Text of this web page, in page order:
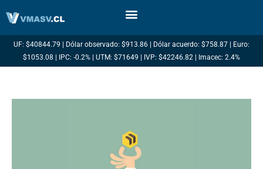
UF: $40844.79 | Dólar observado: $913.86 | Dólar acuerdo: $758.87 | Euro:
$1053.08 | IPC: -0.2% | UTM: $71649 | IVP: $42246.82 | Imacec: 2.4%